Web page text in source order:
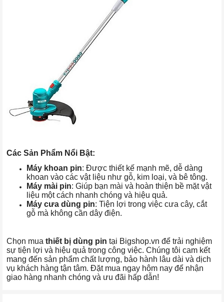
Các Sản Phẩm Nổi Bật:
Máy khoan pin: Được thiết kế mạnh mẽ, dễ dàng
khoan vào các vật liệu như gỗ, kim loại, và bê tông.
Máy mài pin: Giúp bạn mài và hoàn thiện bề mặt vật
liệu một cách nhanh chóng và hiệu quả.
Máy cưa dùng pin: Tiện lợi trong việc cưa cây, cắt
gỗ mà không cần dây điện.
Chọn mua thiết bị dùng pin tại Bigshop.vn để trải nghiệm
sự tiện lợi và hiệu quả trong công việc. Chúng tôi cam kết
mang đến sản phẩm chất lượng, bảo hành lâu dài và dịch
vụ khách hàng tận tâm. Đặt mua ngay hôm nay để nhận
giao hàng nhanh chóng và ưu đãi hấp dẫn!